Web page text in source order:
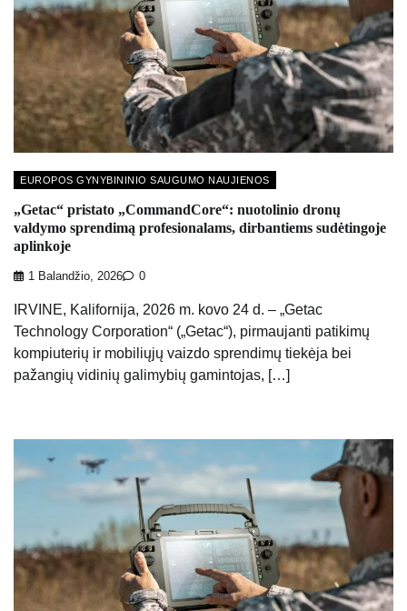
EUROPOS GYNYBININIO SAUGUMO NAUJIENOS
„Getac“ pristato „CommandCore“: nuotolinio dronų
valdymo sprendimą profesionalams, dirbantiems sudėtingoje
aplinkoje
1 Balandžio, 2026 0
IRVINE, Kalifornija, 2026 m. kovo 24 d. – „Getac
Technology Corporation“ („Getac“), pirmaujanti patikimų
kompiuterių ir mobiliųjų vaizdo sprendimų tiekėja bei
pažangių vidinių galimybių gamintojas, […]